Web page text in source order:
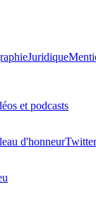
Juridique
et podcasts
d'honneur